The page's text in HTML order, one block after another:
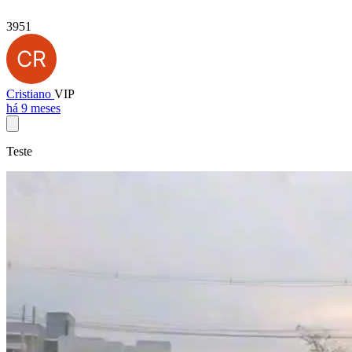
3951
Cristiano VIP
há 9 meses
Teste